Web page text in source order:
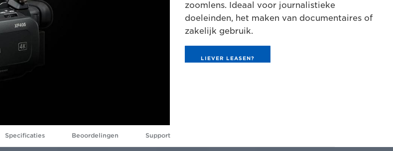
zoomlens. Ideaal voor journalistieke
doeleinden, het maken van documentaires of
zakelijk gebruik.
LIEVER LEASEN?
Specificaties Beoordelingen Support